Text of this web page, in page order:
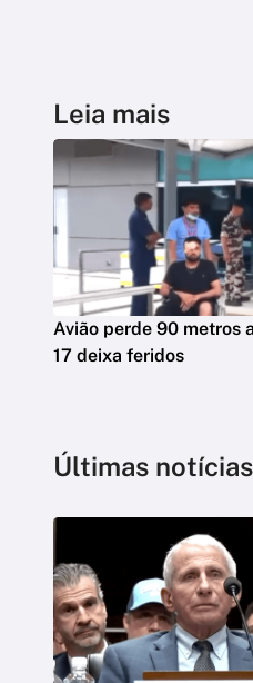
Leia mais
Avião perde 90 metros
17 deixa feridos
Últimas notícias